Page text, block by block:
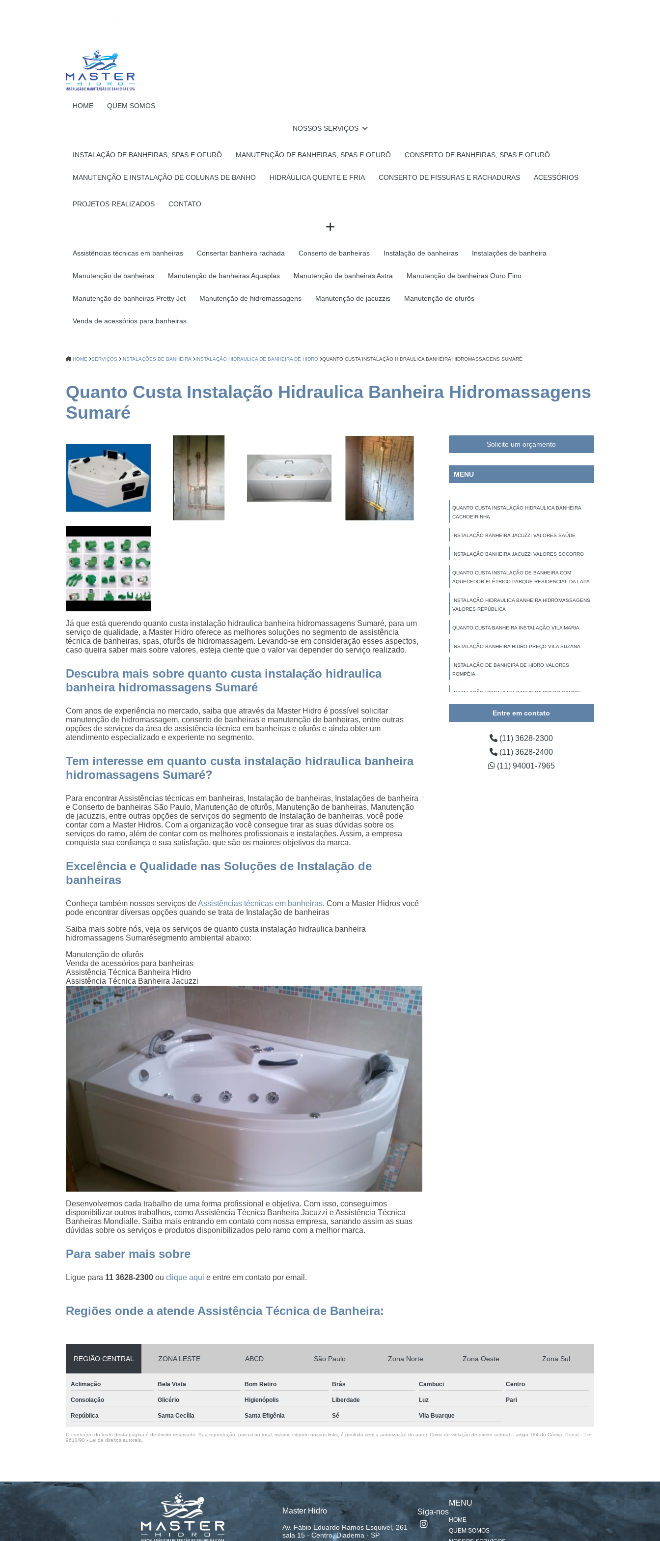
HOME QUEM SOMOS
NOSSOS SERVIÇOS
INSTALAÇÃO DE BANHEIRAS, SPAS E OFURÔ MANUTENÇÃO DE BANHEIRAS, SPAS E OFURÔ CONSERTO DE BANHEIRAS, SPAS E OFURÔ
MANUTENÇÃO E INSTALAÇÃO DE COLUNAS DE BANHO HIDRÁULICA QUENTE E FRIA CONSERTO DE FISSURAS E RACHADURAS ACESSÓRIOS
PROJETOS REALIZADOS CONTATO
Assistências técnicas em banheiras Consertar banheira rachada Conserto de banheiras Instalação de banheiras Instalações de banheira
Manutenção de banheiras Manutenção de banheiras Aquaplas Manutenção de banheiras Astra Manutenção de banheiras Ouro Fino
Manutenção de banheiras Pretty Jet Manutenção de hidromassagens Manutenção de jacuzzis Manutenção de ofurôs
Venda de acessórios para banheiras
HOME SERVIÇOS INSTALAÇÕES DE BANHEIRA INSTALAÇÃO HIDRAULICA DE BANHEIRA DE HIDRO QUANTO CUSTA INSTALAÇÃO HIDRAULICA BANHEIRA HIDROMASSAGENS SUMARÉ
Quanto Custa Instalação Hidraulica Banheira Hidromassagens
Sumaré
Já que está querendo quanto custa instalação hidraulica banheira hidromassagens Sumaré, para um
serviço de qualidade, a Master Hidro oferece as melhores soluções no segmento de assistência
técnica de banheiras, spas, ofurôs de hidromassagem. Levando-se em consideração esses aspectos,
caso queira saber mais sobre valores, esteja ciente que o valor vai depender do serviço realizado.
Descubra mais sobre quanto custa instalação hidraulica
banheira hidromassagens Sumaré
Com anos de experiência no mercado, saiba que através da Master Hidro é possível solicitar
manutenção de hidromassagem, conserto de banheiras e manutenção de banheiras, entre outras
opções de serviços da área de assistência técnica em banheiras e ofurôs e ainda obter um
atendimento especializado e experiente no segmento.
Tem interesse em quanto custa instalação hidraulica banheira
hidromassagens Sumaré?
Para encontrar Assistências técnicas em banheiras, Instalação de banheiras, Instalações de banheira
e Conserto de banheiras São Paulo, Manutenção de ofurôs, Manutenção de banheiras, Manutenção
de jacuzzis, entre outras opções de serviços do segmento de Instalação de banheiras, você pode
contar com a Master Hidros. Com a organização você consegue tirar as suas dúvidas sobre os
serviços do ramo, além de contar com os melhores profissionais e instalações. Assim, a empresa
conquista sua confiança e sua satisfação, que são os maiores objetivos da marca.
Excelência e Qualidade nas Soluções de Instalação de
banheiras
Conheça também nossos serviços deAssistências técnicas em banheiras. Com a Master Hidros você
pode encontrar diversas opções quando se trata de Instalação de banheiras
Saiba mais sobre nós, veja os serviços de quanto custa instalação hidraulica banheira
hidromassagens Sumarésegmento ambiental abaixo:
Manutenção de ofurôs
Venda de acessórios para banheiras
Assistência Técnica Banheira Hidro
Assistência Técnica Banheira Jacuzzi
Desenvolvemos cada trabalho de uma forma profissional e objetiva. Com isso, conseguimos
disponibilizar outros trabalhos, como Assistência Técnica Banheira Jacuzzi e Assistência Técnica
Banheiras Mondialle. Saiba mais entrando em contato com nossa empresa, sanando assim as suas
dúvidas sobre os serviços e produtos disponibilizados pelo ramo com a melhor marca.
Para saber mais sobre
Ligue para 11 3628-2300 ouclique aqui e entre em contato por email.
Solicite um orçamento
MENU
QUANTO CUSTA INSTALAÇÃO HIDRAULICA BANHEIRA
CACHOEIRINHA
INSTALAÇÃO BANHEIRA JACUZZI VALORES SAÚDE
INSTALAÇÃO BANHEIRA JACUZZI VALORES SOCORRO
QUANTO CUSTA INSTALAÇÃO DE BANHEIRA COM
AQUECEDOR ELÉTRICO PARQUE RESIDENCIAL DA LAPA
INSTALAÇÃO HIDRAULICA BANHEIRA HIDROMASSAGENS
VALORES REPÚBLICA
QUANTO CUSTA BANHEIRA INSTALAÇÃO VILA MARIA
INSTALAÇÃO BANHEIRA HIDRO PREÇO VILA SUZANA
INSTALAÇÃO DE BANHEIRA DE HIDRO VALORES
POMPÉIA
INSTALAÇÃO HIDRAULICA BANHEIRA PREÇO CAMPO
Entre em contato
(11) 3628-2300
(11) 3628-2400
(11) 94001-7965
Regiões onde a atende Assistência Técnica de Banheira:
REGIÃO CENTRAL ZONA LESTE ABCD São Paulo Zona Norte Zona Oeste Zona Sul
Aclimação Bela Vista Bom Retiro Brás Cambuci Centro
Consolação Glicério Higienópolis Liberdade Luz Pari
República Santa Cecília Santa Efigênia Sé Vila Buarque
O conteúdo do texto desta página é de direito reservado. Sua reprodução, parcial ou total, mesmo citando nossos links, é proibida sem a autorização do autor. Crime de violação de direito autoral – artigo 184 do Código Penal – Lei
9610/98 - Lei de direitos autorais
Master Hidro
Av. Fábio Eduardo Ramos Esquivel, 261 -
sala 15 - Centro, Diadema - SP
Siga-nos
MENU
HOME
QUEM SOMOS